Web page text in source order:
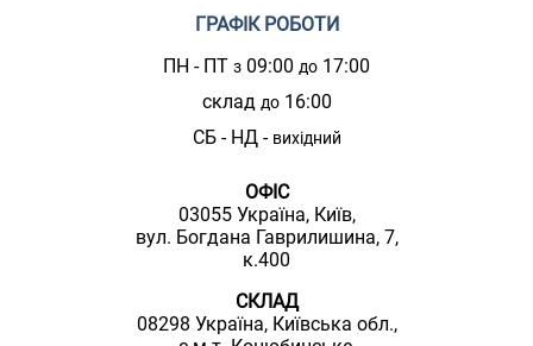
ГРАФІК РОБОТИ
ПН - ПТ з 09:00 до 17:00
склад до16:00
СБ - НД - вихідний
ОФІС
03055 Україна, Київ,
вул. Богдана Гаврилишина, 7,
к.400
СКЛАД
08298 Україна, Київська обл.,